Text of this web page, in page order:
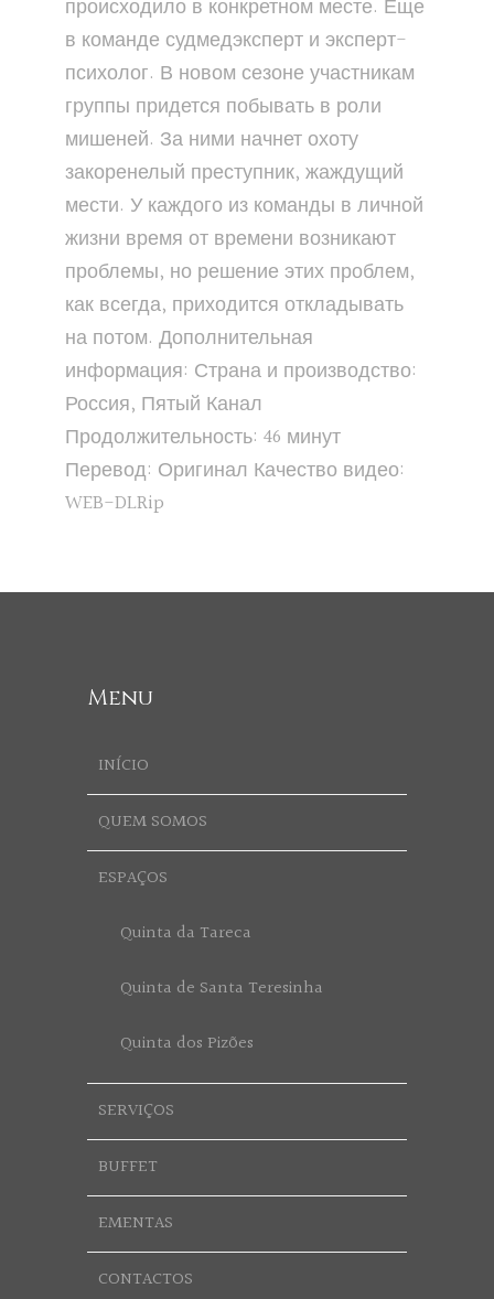
происходило в конкретном месте. Еще
в команде судмедэксперт и эксперт-
психолог. В новом сезоне участникам
группы придется побывать в роли
мишеней. За ними начнет охоту
закоренелый преступник, жаждущий
мести. У каждого из команды в личной
жизни время от времени возникают
проблемы, но решение этих проблем,
как всегда, приходится откладывать
на потом. Дополнительная
информация: Страна и производство:
Россия, Пятый Канал
Продолжительность: 46 минут
Перевод: Оригинал Качество видео:
WEB-DLRip
Menu
INÍCIO
QUEM SOMOS
ESPAÇOS
Quinta da Tareca
Quinta de Santa Teresinha
Quinta dos Pizões
SERVIÇOS
BUFFET
EMENTAS
CONTACTOS